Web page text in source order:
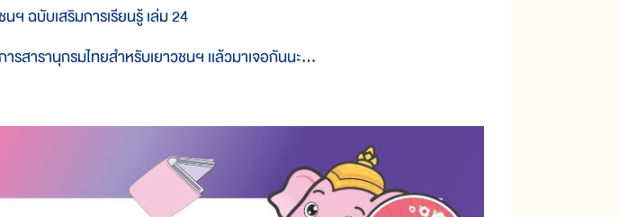
ฯ ฉบับเสริมการเรียนรู้ เล่ม 24
สารานุกรมไทยสำหรับเยาวชนฯ เเล้วมาเจอกันนะ…